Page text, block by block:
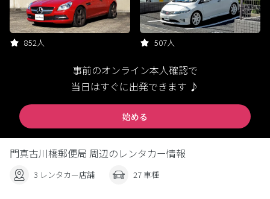
852人 507人
事前のオンライン本人確認で
当日はすぐに出発できます ♪
始める
門真古川橋郵便局 周辺のレンタカー情報
3 レンタカー店舗 27 車種